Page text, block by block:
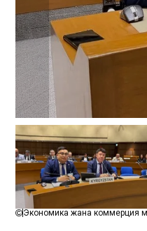
Экономика жана коммерция